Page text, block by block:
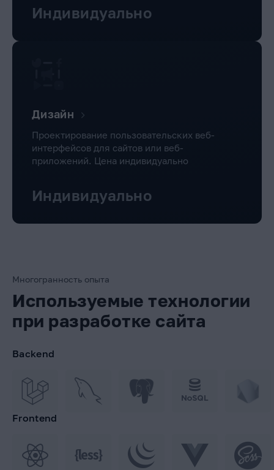
Индивидуально
Дизайн
Проектирование пользовательских веб-
интерфейсов для сайтов или веб-
приложений. Цена индивидуально
Индивидуально
Многогранность опыта
Используемые технологии
при разработке сайта
Backend
Frontend